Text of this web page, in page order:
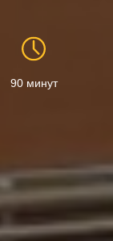
90 минут